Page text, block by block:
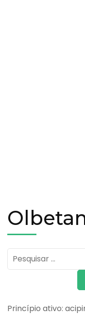
Pesquisar
por:
Princípio ativo: